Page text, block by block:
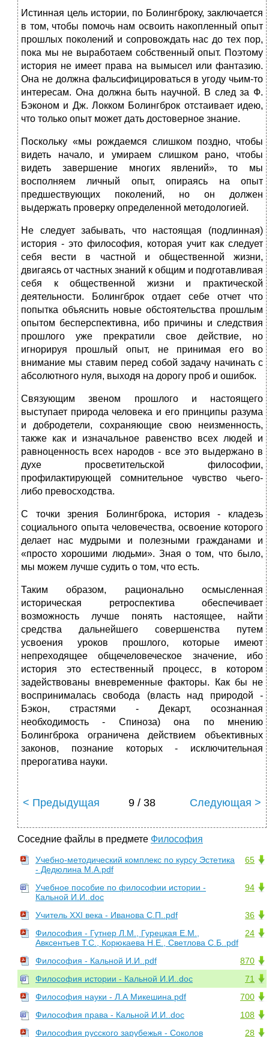
Истинная цель истории, по Болингброку, заключается
в том, чтобы помочь нам освоить накопленный опыт
прошлых поколений и сопровождать нас до тех пор,
пока мы не выработаем собственный опыт. Поэтому
история не имеет права на вымысел или фантазию.
Она не должна фальсифицироваться в угоду чьим-то
интересам. Она должна быть научной. В след за Ф.
Бэконом и Дж. Локком Болингброк отстаивает идею,
что только опыт может дать достоверное знание.
Поскольку «мы рождаемся слишком поздно, чтобы
видеть начало, и умираем слишком рано, чтобы
видеть завершение многих явлений», то мы
восполняем личный опыт, опираясь на опыт
предшествующих поколений, но он должен
выдержать проверку определенной методологией.
Не следует забывать, что настоящая (подлинная)
история - это философия, которая учит как следует
себя вести в частной и общественной жизни,
двигаясь от частных знаний к общим и подготавливая
себя к общественной жизни и практической
деятельности. Болингброк отдает себе отчет что
попытка объяснить новые обстоятельства прошлым
опытом бесперспективна, ибо причины и следствия
прошлого уже прекратили свое действие, но
игнорируя прошлый опыт, не принимая его во
внимание мы ставим перед собой задачу начинать с
абсолютного нуля, выходя на дорогу проб и ошибок.
Связующим звеном прошлого и настоящего
выступает природа человека и его принципы разума
и добродетели, сохраняющие свою неизменность,
также как и изначальное равенство всех людей и
равноценность всех народов - все это выдержано в
духе просветительской философии,
профилактирующей сомнительное чувство чьего-
либо превосходства.
С точки зрения Болингброка, история - кладезь
социального опыта человечества, освоение которого
делает нас мудрыми и полезными гражданами и
«просто хорошими людьми». Зная о том, что было,
мы можем лучше судить о том, что есть.
Таким образом, рационально осмысленная
историческая ретроспектива обеспечивает
возможность лучше понять настоящее, найти
средства дальнейшего совершенства путем
усвоения уроков прошлого, которые имеют
непреходящее общечеловеческое значение, ибо
история это естественный процесс, в котором
задействованы вневременные факторы. Как бы не
воспринималась свобода (власть над природой -
Бэкон, страстями - Декарт, осознанная
необходимость - Спиноза) она по мнению
Болингброка ограничена действием объективных
законов, познание которых - исключительная
прерогатива науки.
< Предыдущая 9 / 38 Следующая >
Соседние файлы в предмете Философия
65
Учебно-методический комплекс по курсу Эстетика
- Дедюлина М.А.pdf
94
Учебное пособие по философии истории -
Кальной И.И..doc
36
Учитель XXI века - Иванова С.П..pdf
24
Философия - Гутнер Л.М., Гурецкая Е.М.,
Авксентьев Т.С., Корюкаева Н.Е., Светлова С.Б..pdf
870
Философия - Кальной И.И..pdf
71
Философия истории - Кальной И.И..doc
700
Философия науки - Л.А Микешина.pdf
108
Философия права - Кальной И.И..doc
28
Философия русского зарубежья - Соколов